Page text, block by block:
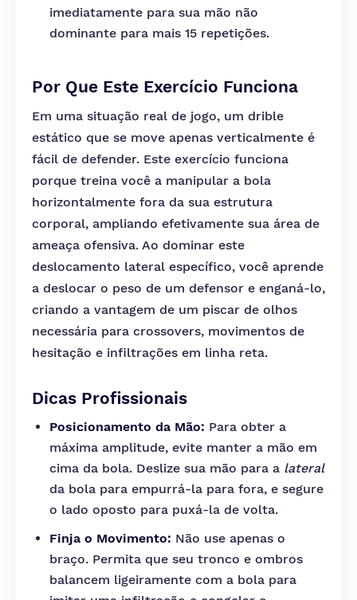
imediatamente para sua mão não
dominante para mais 15 repetições.
Por Que Este Exercício Funciona
Em uma situação real de jogo, um drible
estático que se move apenas verticalmente é
fácil de defender. Este exercício funciona
porque treina você a manipular a bola
horizontalmente fora da sua estrutura
corporal, ampliando efetivamente sua área de
ameaça ofensiva. Ao dominar este
deslocamento lateral específico, você aprende
a deslocar o peso de um defensor e enganá-lo,
criando a vantagem de um piscar de olhos
necessária para crossovers, movimentos de
hesitação e infiltrações em linha reta.
Dicas Profissionais
Posicionamento da Mão: Para obter a
máxima amplitude, evite manter a mão em
cima da bola. Deslize sua mão para a lateral
da bola para empurrá-la para fora, e segure
o lado oposto para puxá-la de volta.
Finja o Movimento: Não use apenas o
braço. Permita que seu tronco e ombros
balancem ligeiramente com a bola para